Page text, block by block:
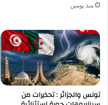
منذ يومين
تونس والجزائر : تحذيرات من